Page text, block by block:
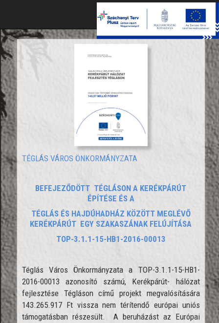
TÉGLÁS VÁROS ÖNKORMÁNYZATA
BEFEJEZŐDÖTT TÉGLÁSON A KERÉKPÁRÚT
ÉPÍTÉSE ÉS A
TÉGLÁS ÉS HAJDÚHADHÁZ KÖZÖTT MEGLÉVŐ
KERÉKPÁRÚT EGY SZAKASZÁNAK FELÚJÍTÁSA
TOP-3.1.1-15-HB1-2016-00013
Téglás Város Önkormányzata a TOP-3.1.1-15-HB1-
2016-00013 azonosító számú, Kerékpárút- hálózat
fejlesztése Tégláson című projekt megvalósítására
143.265.917 Ft vissza nem térítendő európai uniós
támogatásban részesült. A beruházást az Európai